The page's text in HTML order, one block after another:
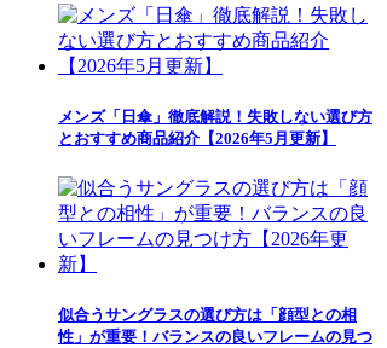
メンズ「日傘」徹底解説！失敗しない選び方
とおすすめ商品紹介【2026年5月更新】
似合うサングラスの選び方は「顔型との相
性」が重要！バランスの良いフレームの見つ